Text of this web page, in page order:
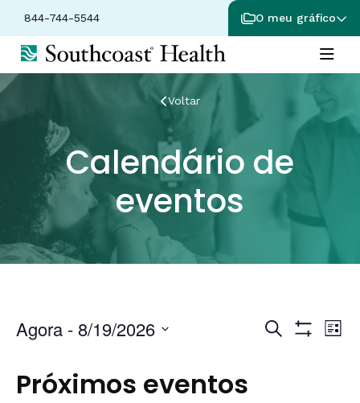
844-744-5544 O meu gráfico
Voltar
Calendário de
eventos
Pesquisar
Lista
Agora - 8/19/2026
data.
Próximos eventos